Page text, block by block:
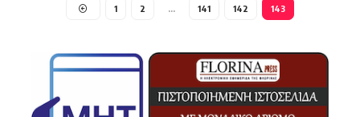
1 2 … 141 142 143